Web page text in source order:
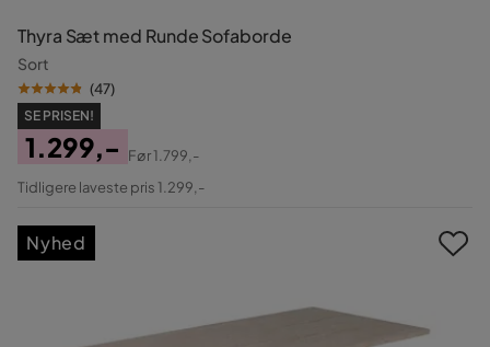
Thyra Sæt med Runde Sofaborde
Sort
(47)
SE PRISEN!
Pris
1.299,-
Original
Før1.799,-
Tidligere laveste pris 1.299,-
Nyhed